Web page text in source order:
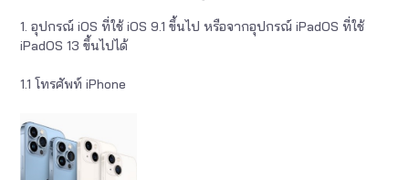
1. อุปกรณ์ iOS ที่ใช้ iOS 9.1 ขึ้นไป หรือจากอุปกรณ์ iPadOS ที่ใช้
iPadOS 13 ขึ้นไปได้
1.1 โทรศัพท์ iPhone